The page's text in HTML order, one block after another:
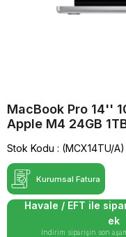
MacBook Pro 14''
Apple M4 24GB
Stok Kodu (MCX14TU/A)
Kurumsal Fatura
Havale / EFT ile
ek
İndirim siparişin son